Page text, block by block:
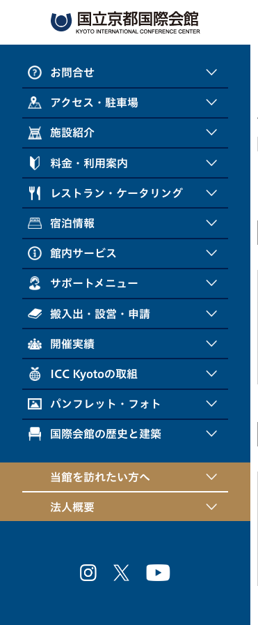
お問合せ
アクセス・駐車場
施設紹介
料金・利用案内
レストラン・ケータリング
宿泊情報
館内サービス
サポートメニュー
搬入出・設営・申請
開催実績
ICC Kyotoの取組
パンフレット・フォト
国際会館の歴史と建築
当館を訪れたい方へ
法人概要